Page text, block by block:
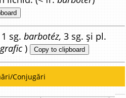
1 sg.barbotéz,3 sg. și pl.
) Copy to clipboard
Conjugări